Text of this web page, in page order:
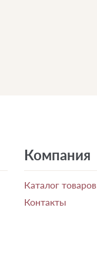
Компания
Каталог товаров
Контакты